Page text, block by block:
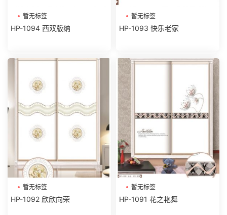
暂无标签
HP-1094 西双版纳
暂无标签
HP-1093 快乐老家
暂无标签
HP-1092 欣欣向荣
暂无标签
HP-1091 花之艳舞